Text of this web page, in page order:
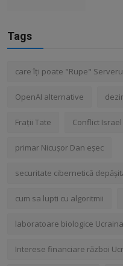
Tags
care îți poate "Rupe"
OpenAI alternative
Frații Tate Conflict
primar Nicușor Dan eșec
securitate cibernetică
cum sa lupti cu algoritmii
laboratoare biologice
Interese financiare război